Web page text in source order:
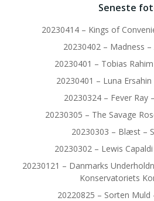
Seneste
20230414 – Kings of
20230402 – Madness
20230401 – Tobias
20230401 – Luna
20230324 – Fever Ray
20230305 – The Savage
20230303 – Blæst –
20230302 – Lewis
20230121 – Danmarks
Konservatoriets
20220825 – Sorten Muld